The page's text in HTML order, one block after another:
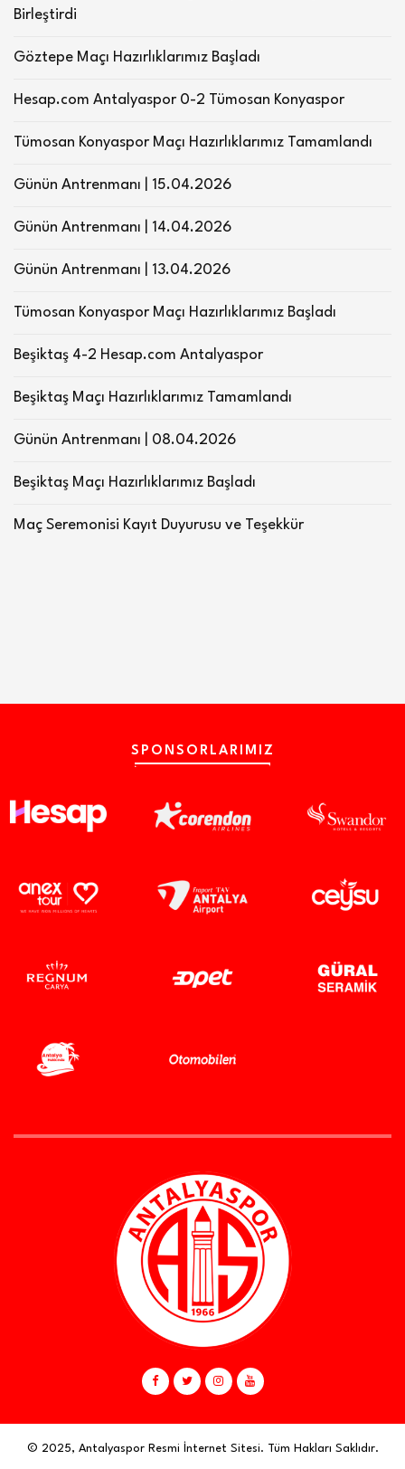
Birleştirdi
Göztepe Maçı Hazırlıklarımız Başladı
Hesap.com Antalyaspor 0-2 Tümosan Konyaspor
Tümosan Konyaspor Maçı Hazırlıklarımız Tamamlandı
Günün Antrenmanı | 15.04.2026
Günün Antrenmanı | 14.04.2026
Günün Antrenmanı | 13.04.2026
Tümosan Konyaspor Maçı Hazırlıklarımız Başladı
Beşiktaş 4-2 Hesap.com Antalyaspor
Beşiktaş Maçı Hazırlıklarımız Tamamlandı
Günün Antrenmanı | 08.04.2026
Beşiktaş Maçı Hazırlıklarımız Başladı
Maç Seremonisi Kayıt Duyurusu ve Teşekkür
SPONSORLARIMIZ
© 2025, Antalyaspor Resmi İnternet Sitesi. Tüm Hakları Saklıdır.